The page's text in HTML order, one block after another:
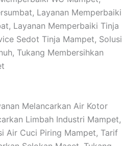
Layanan Memperbaiki
Layanan Memperbaiki Tinja
Sedot Tinja Mampet, Solusi
Tukang Membersihkan
Melancarkan Air Kotor
Limbah Industri Mampet,
Air Cuci Piring Mampet, Tarif